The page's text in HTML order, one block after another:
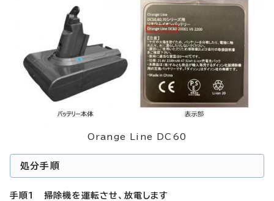
Orange Line DC60
処分手順
手順1 掃除機を運転させ、放電します